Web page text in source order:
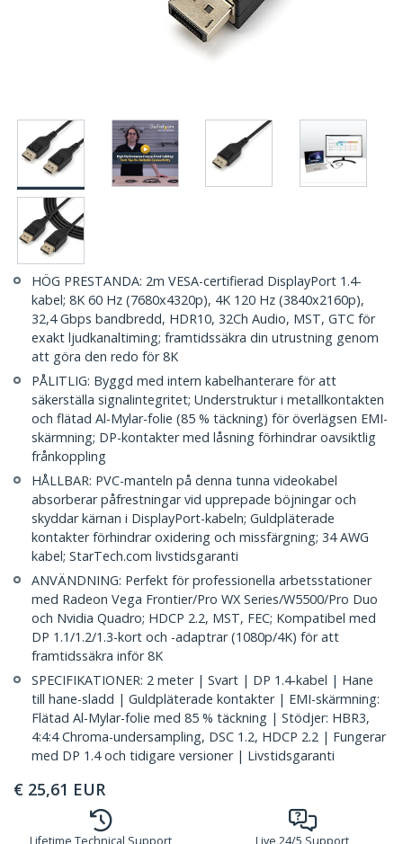
HÖG PRESTANDA: 2m VESA-certifierad DisplayPort 1.4-
kabel; 8K 60 Hz (7680x4320p), 4K 120 Hz (3840x2160p),
32,4 Gbps bandbredd, HDR10, 32Ch Audio, MST, GTC för
exakt ljudkanaltiming; framtidssäkra din utrustning genom
att göra den redo för 8K
PÅLITLIG: Byggd med intern kabelhanterare för att
säkerställa signalintegritet; Understruktur i metallkontakten
och flätad Al-Mylar-folie (85 % täckning) för överlägsen EMI-
skärmning; DP-kontakter med låsning förhindrar oavsiktlig
frånkoppling
HÅLLBAR: PVC-manteln på denna tunna videokabel
absorberar påfrestningar vid upprepade böjningar och
skyddar kärnan i DisplayPort-kabeln; Guldpläterade
kontakter förhindrar oxidering och missfärgning; 34 AWG
kabel; StarTech.com livstidsgaranti
ANVÄNDNING: Perfekt för professionella arbetsstationer
med Radeon Vega Frontier/Pro WX Series/W5500/Pro Duo
och Nvidia Quadro; HDCP 2.2, MST, FEC; Kompatibel med
DP 1.1/1.2/1.3-kort och -adaptrar (1080p/4K) för att
framtidssäkra inför 8K
SPECIFIKATIONER: 2 meter | Svart | DP 1.4-kabel | Hane
till hane-sladd | Guldpläterade kontakter | EMI-skärmning:
Flätad Al-Mylar-folie med 85 % täckning | Stödjer: HBR3,
4:4:4 Chroma-undersampling, DSC 1.2, HDCP 2.2 | Fungerar
med DP 1.4 och tidigare versioner | Livstidsgaranti
€ 25,61 EUR
Lifetime Technical Support Live 24/5 Support